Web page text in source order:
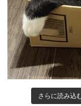
さらに読み込